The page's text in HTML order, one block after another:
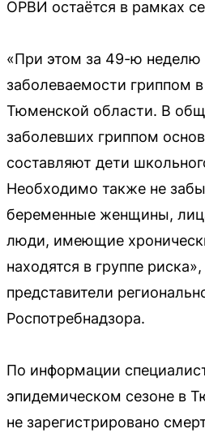
ОРВИ остаётся в рамках
«При этом за 49-ю неделю
заболеваемости гриппом
Тюменской области. В
заболевших гриппом
составляют дети
Необходимо также не
беременные женщины,
люди, имеющие
находятся в группе
представители
Роспотребнадзора.
По информации
эпидемическом сезоне в
не зарегистрировано